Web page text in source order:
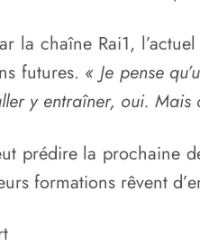
la chaîne Rai1,
futures. « Je pense
y entraîner, oui.
prédire la prochaine
formations rêvent